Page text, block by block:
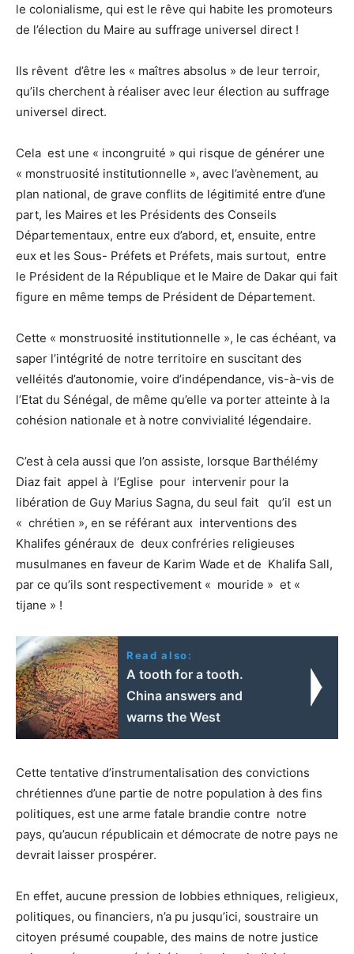
le colonialisme, qui est le rêve qui habite les promoteurs
de l’élection du Maire au suffrage universel direct !
Ils rêvent d’être les « maîtres absolus » de leur terroir,
qu’ils cherchent à réaliser avec leur élection au suffrage
universel direct.
Cela est une « incongruité » qui risque de générer une
« monstruosité institutionnelle », avec l’avènement, au
plan national, de grave conflits de légitimité entre d’une
part, les Maires et les Présidents des Conseils
Départementaux, entre eux d’abord, et, ensuite, entre
eux et les Sous- Préfets et Préfets, mais surtout, entre
le Président de la République et le Maire de Dakar qui fait
figure en même temps de Président de Département.
Cette « monstruosité institutionnelle », le cas échéant, va
saper l’intégrité de notre territoire en suscitant des
velléités d’autonomie, voire d’indépendance, vis-à-vis de
l’Etat du Sénégal, de même qu’elle va porter atteinte à la
cohésion nationale et à notre convivialité légendaire.
C’est à cela aussi que l’on assiste, lorsque Barthélémy
Diaz fait appel à l’Eglise pour intervenir pour la
libération de Guy Marius Sagna, du seul fait qu’il est un
« chrétien », en se référant aux interventions des
Khalifes généraux de deux confréries religieuses
musulmanes en faveur de Karim Wade et de Khalifa Sall,
par ce qu’ils sont respectivement « mouride » et «
tijane » !
Read also:
A tooth for a tooth.
China answers and
warns the West
Cette tentative d’instrumentalisation des convictions
chrétiennes d’une partie de notre population à des fins
politiques, est une arme fatale brandie contre notre
pays, qu’aucun républicain et démocrate de notre pays ne
devrait laisser prospérer.
En effet, aucune pression de lobbies ethniques, religieux,
politiques, ou financiers, n’a pu jusqu’ici, soustraire un
citoyen présumé coupable, des mains de notre justice